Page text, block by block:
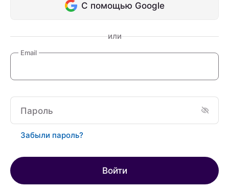
С помощью Google
или
Email
Пароль
Забыли пароль?
Войти